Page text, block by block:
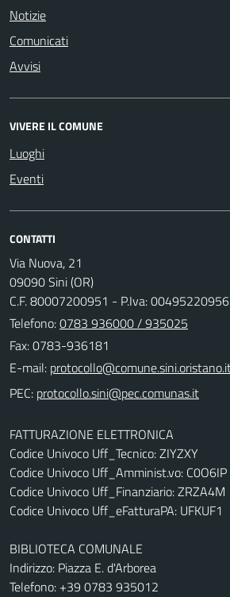
Notizie
Comunicati
Avvisi
VIVERE IL COMUNE
Luoghi
Eventi
CONTATTI
Via Nuova, 21
09090 Sini (OR)
C.F. 80007200951 - P.Iva: 00495220956
Telefono:0783 936000 / 935025
Fax: 0783-936181
E-mail:
PEC:
FATTURAZIONE ELETTRONICA
Codice Univoco Uff_Tecnico: ZIYZXY
Codice Univoco Uff_Amminist.vo: C0O6IP
Codice Univoco Uff_Finanziario: ZRZA4M
Codice Univoco Uff_eFatturaPA: UFKUF1
BIBLIOTECA COMUNALE
Indirizzo: Piazza E. d'Arborea
Telefono: +39 0783 935012